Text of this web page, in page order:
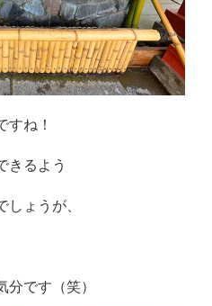
すね！
きるよう
しょうが、
分です（笑）